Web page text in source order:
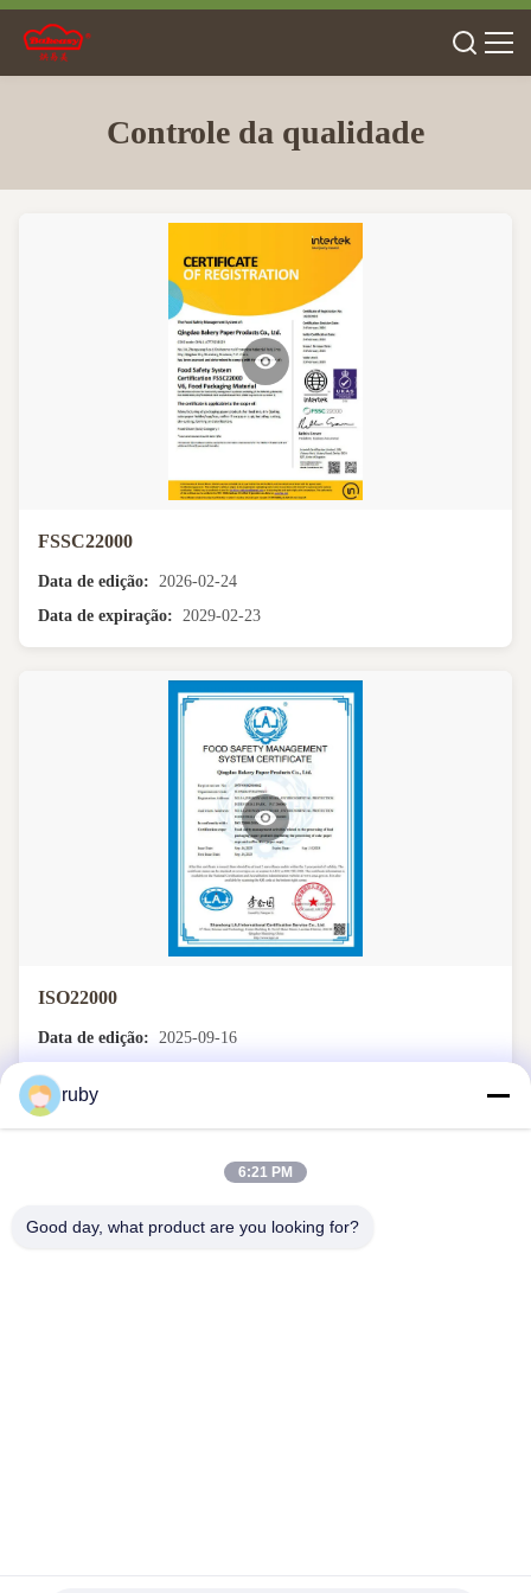
Controle da qualidade
FSSC22000
Data de edição:
2026-02-24
Data de expiração:
2029-02-23
ISO22000
Data de edição: 2025-09-16
Data de expiração:
ruby
6:21 PM
Good day, what product are you looking for?